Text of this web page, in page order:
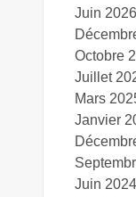
Juin 2026
Octobre
Juillet
Mars
Janvier
Juin 2024